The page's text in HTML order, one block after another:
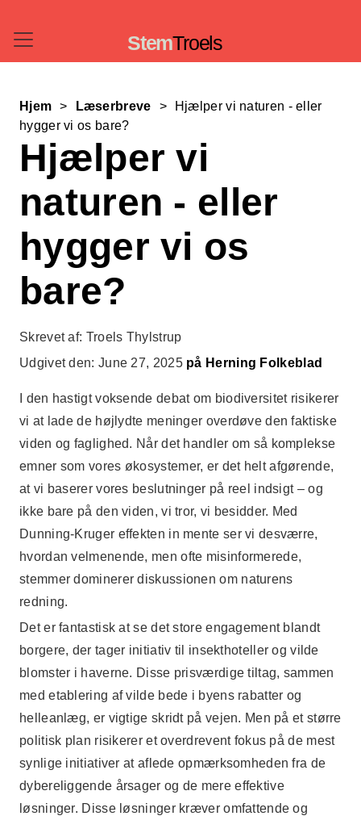
StemTroels
Hjem Læserbreve
Hjælper vi naturen - eller
hygger vi os bare?
Hjælper vi
naturen - eller
hygger vi os
bare?
Skrevet af: Troels Thylstrup
Udgivet den: June 27, 2025 på Herning Folkeblad
I den hastigt voksende debat om biodiversitet risikerer
vi at lade de højlydte meninger overdøve den faktiske
viden og faglighed. Når det handler om så komplekse
emner som vores økosystemer, er det helt afgørende,
at vi baserer vores beslutninger på reel indsigt – og
ikke bare på den viden, vi tror, vi besidder. Med
Dunning-Kruger effekten in mente ser vi desværre,
hvordan velmenende, men ofte misinformerede,
stemmer dominerer diskussionen om naturens
redning.
Det er fantastisk at se det store engagement blandt
borgere, der tager initiativ til insekthoteller og vilde
blomster i haverne. Disse prisværdige tiltag, sammen
med etablering af vilde bede i byens rabatter og
helleanlæg, er vigtige skridt på vejen. Men på et større
politisk plan risikerer et overdrevent fokus på de mest
synlige initiativer at aflede opmærksomheden fra de
dybereliggende årsager og de mere effektive
løsninger. Disse løsninger kræver omfattende og